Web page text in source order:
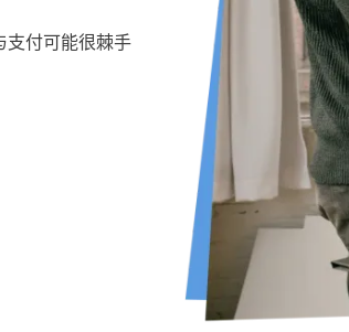
付可能很棘手